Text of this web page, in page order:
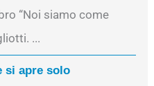
“Noi siamo come
...
si apre solo